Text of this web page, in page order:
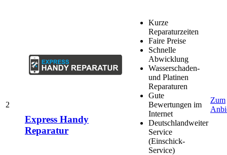
2
Express Handy
Reparatur
Kurze
Reparaturzeiten
Faire Preise
Schnelle
Abwicklung
Wasserschaden-
und Platinen
Reparaturen
Gute
Bewertungen im
Internet
Deutschlandweiter
Service
(Einschick-
Service)
Zum